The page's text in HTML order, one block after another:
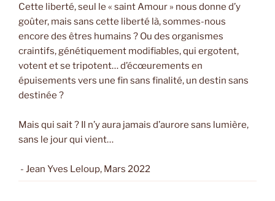
Cette liberté, seul le « saint Amour » nous donne d’y
goûter, mais sans cette liberté là, sommes-nous
encore des êtres humains ? Ou des organismes
craintifs, génétiquement modifiables, qui ergotent,
votent et se tripotent… d’écœurements en
épuisements vers une fin sans finalité, un destin sans
destinée ?
Mais qui sait ? Il n’y aura jamais d’aurore sans lumière,
sans le jour qui vient…
- Jean Yves Leloup, Mars 2022